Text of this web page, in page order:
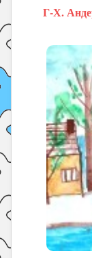
Г-Х.